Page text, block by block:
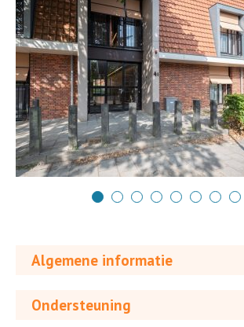
Algemene informatie
Ondersteuning